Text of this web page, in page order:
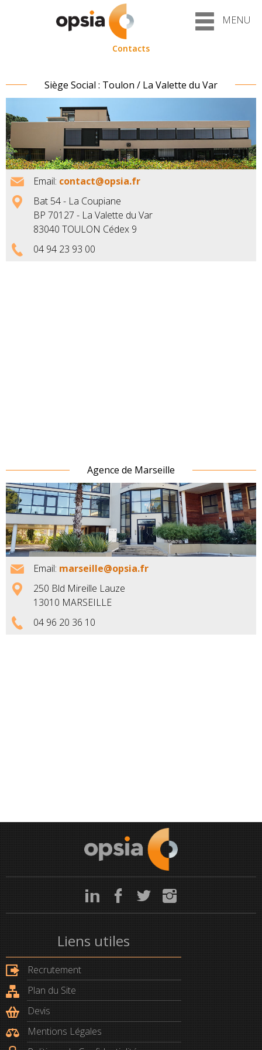
MENU
Contacts
Siège Social : Toulon / La Valette du Var
Email: contact@opsia.fr
Bat 54 - La Coupiane
BP 70127 - La Valette du Var
83040 TOULON Cédex 9
04 94 23 93 00
Agence de Marseille
Email: marseille@opsia.fr
250 Bld Mireille Lauze
13010 MARSEILLE
04 96 20 36 10
Liens utiles
Recrutement
Plan du Site
Devis
Mentions Légales